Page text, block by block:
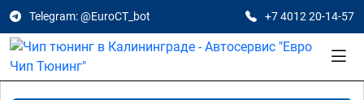
Telegram: @EuroCT_bot +7 4012 20-14-57